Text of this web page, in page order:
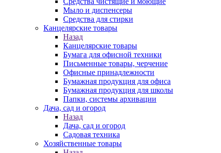
Мыло и диспенсеры
Средства для стирки
Канцелярские товары
Назад
Канцелярские товары
Бумага для офисной техники
Письменные товары, черчение
Офисные принадлежности
Бумажная продукция для офиса
Бумажная продукция для школы
Папки, системы архивации
Дача, сад и огород
Назад
Дача, сад и огород
Садовая техника
Хозяйственные товары